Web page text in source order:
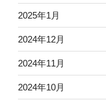
2025年1月
2024年12月
2024年11月
2024年10月